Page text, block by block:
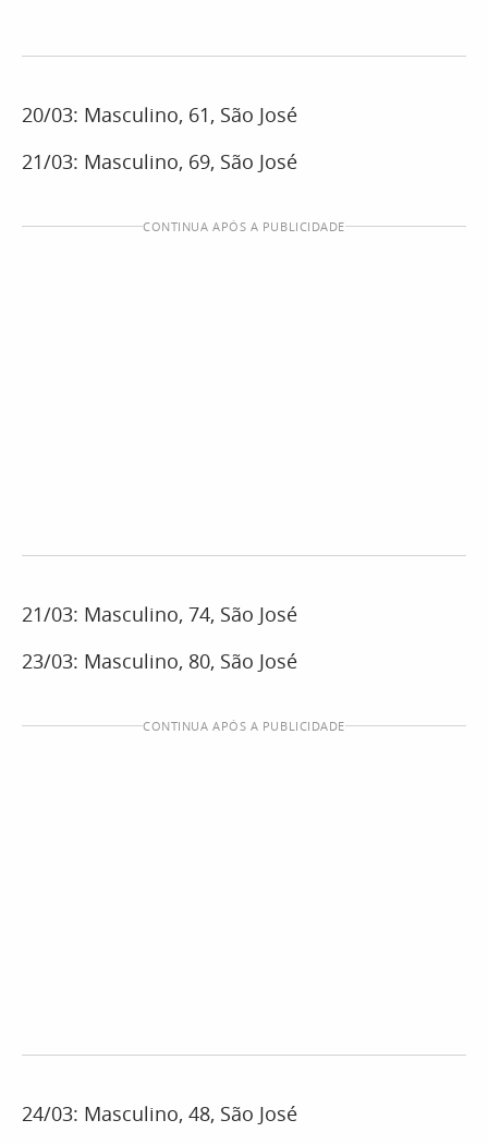
20/03: Masculino, 61, São José
21/03: Masculino, 69, São José
CONTINUA APÓS A PUBLICIDADE
21/03: Masculino, 74, São José
23/03: Masculino, 80, São José
CONTINUA APÓS A PUBLICIDADE
24/03: Masculino, 48, São José